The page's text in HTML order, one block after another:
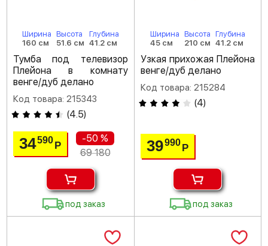
Ширина
160 см
Высота
51.6 см
Глубина
41.2 см
Тумба под телевизор
Плейона в комнату
венге/дуб делано
Код товара: 215343
(4.5)
34590Р
-50 %
69 180
под заказ
Ширина
45 см
Высота
210 см
Глубина
41.2 см
Узкая прихожая Плейона
венге/дуб делано
Код товара: 215284
(4)
39990 Р
под заказ